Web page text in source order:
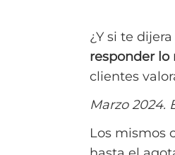
¿Y si te
responder lo
clientes
Marzo 2024.
Los mismos